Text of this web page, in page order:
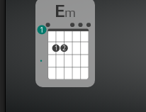
[B]다시 해지길
Em
1 2
1